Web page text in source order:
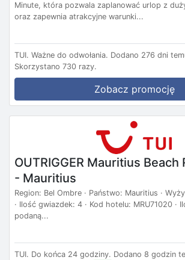
Minute, która pozwala zaplanować urlop z
oraz zapewnia atrakcyjne warunki...
TUI. Ważne do odwołania. Dodano 276 dni
Skorzystano 730 razy.
Zobacz promocję
OUTRIGGER Mauritius
- Mauritius
Region: Bel Ombre · Państwo: Mauritius ·
· Ilość gwiazdek: 4 · Kod hotelu: MRU71020 ·
podaną...
TUI. Do końca 24 godziny. Dodano 8 godzin